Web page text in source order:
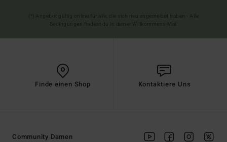
Finde einen Shop Kontaktiere Uns
Community Damen